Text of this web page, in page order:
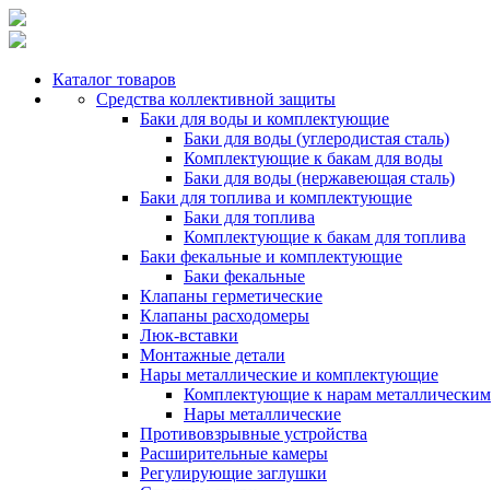
Каталог товаров
Средства коллективной защиты
Баки для воды и комплектующие
Баки для воды (углеродистая сталь)
Комплектующие к бакам для воды
Баки для воды (нержавеющая сталь)
Баки для топлива и комплектующие
Баки для топлива
Комплектующие к бакам для топлива
Баки фекальные и комплектующие
Баки фекальные
Клапаны герметические
Клапаны расходомеры
Люк-вставки
Монтажные детали
Нары металлические и комплектующие
Комплектующие к нарам металлическим
Нары металлические
Противовзрывные устройства
Расширительные камеры
Регулирующие заглушки